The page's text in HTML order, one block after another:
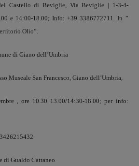
Castello di Beviglie, Via Beviglie | 1-3-4-
e 14:00-18.00; Info: +39 3386772711. In ”
Olio”.
di Giano dell’Umbria
Museale San Francesco, Giano dell’Umbria,
, ore 10.30 13.00/14:30-18.00; per info:
di Gualdo Cattaneo